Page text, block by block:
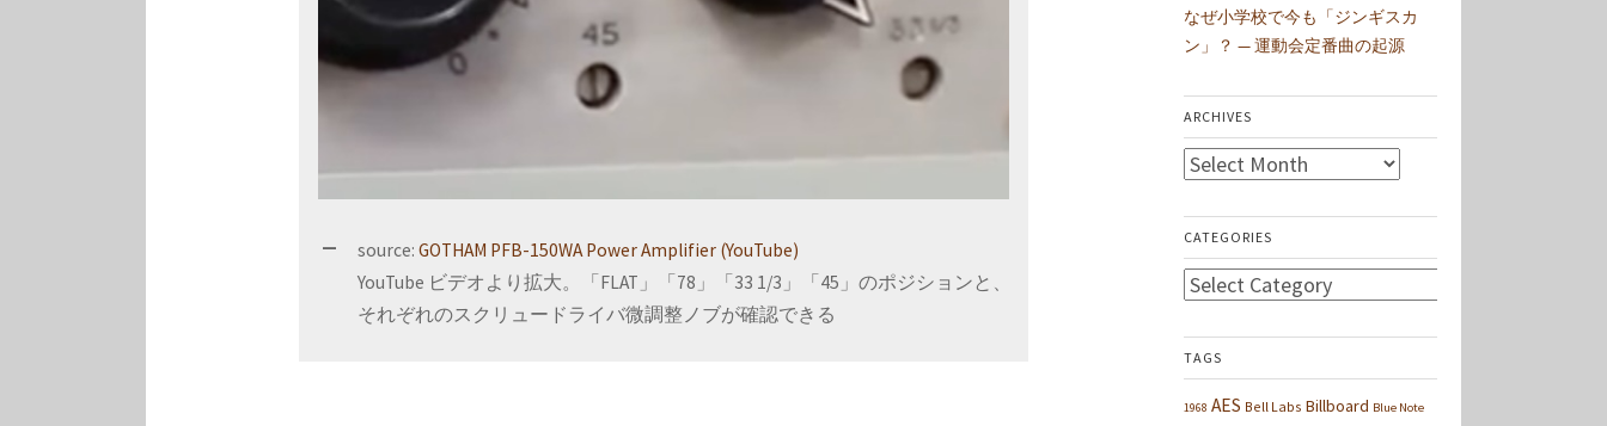
source:GOTHAM PFB-150WA Power Amplifier (YouTube)
YouTube ビデオより拡大。「FLAT」「78」「33 1/3」「45」のポジションと、
それぞれのスクリュードライバ微調整ノブが確認できる
なぜ小学校で今も「ジンギスカ
ン」？ — 運動会定番曲の起源
ARCHIVES
Archives
CATEGORIES
Categories
TAGS
1968 AES Bell Labs Billboard Blue Note